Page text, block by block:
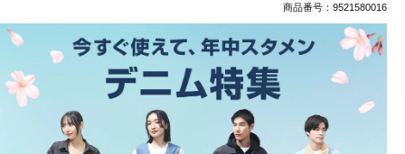
商品番号：9521580016